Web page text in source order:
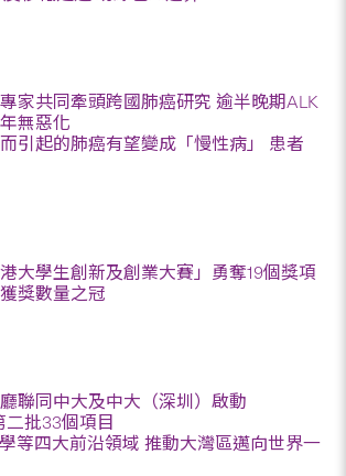
家共同牽頭跨國肺癌研究 逾半晚期ALK
無惡化
引起的肺癌有望變成「慢性病」 患者
大學生創新及創業大賽」勇奪19個獎項
獎數量之冠
聯同中大及中大（深圳）啟動
二批33個項目
等四大前沿領域 推動大灣區邁向世界一